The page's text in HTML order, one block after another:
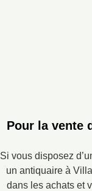
Pour la vente
Si vous disposez
un antiquaire à
dans les achats et